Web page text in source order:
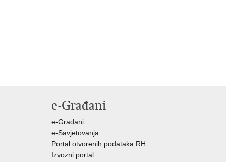
e-Građani
e-Građani
e-Savjetovanja
Portal otvorenih podataka RH
Izvozni portal